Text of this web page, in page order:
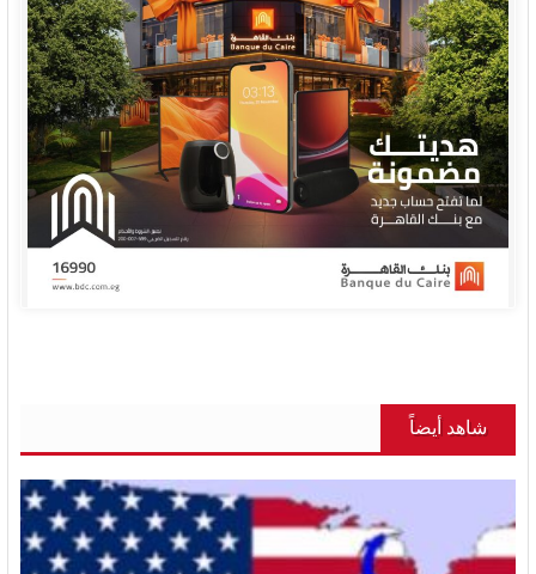
شاهد أيضاً